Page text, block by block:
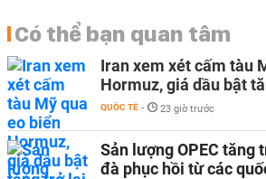
Có thể bạn quan tâm
Iran xem xét cấm tàu
Hormuz, giá dầu bật
QUỐC TẾ - 23 giờ trước
Sản lượng OPEC tăng
đà phục hồi từ các